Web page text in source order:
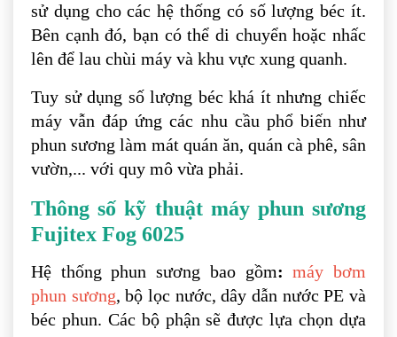
sử dụng cho các hệ thống có số lượng béc ít.
Bên cạnh đó, bạn có thể di chuyển hoặc nhấc
lên để lau chùi máy và khu vực xung quanh.
Tuy sử dụng số lượng béc khá ít nhưng chiếc
máy vẫn đáp ứng các nhu cầu phổ biến như
phun sương làm mát quán ăn, quán cà phê, sân
vườn,... với quy mô vừa phải.
Thông số kỹ thuật máy phun sương
Fujitex Fog 6025
Hệ thống phun sương bao gồm:máy bơm
phun sương, bộ lọc nước, dây dẫn nước PE và
béc phun. Các bộ phận sẽ được lựa chọn dựa